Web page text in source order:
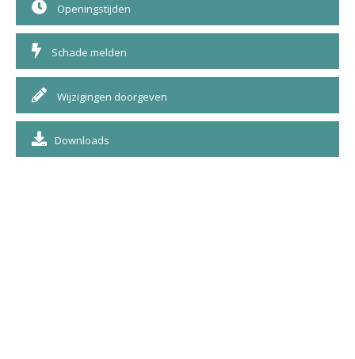
Openingstijden
Schade melden
Wijzigingen doorgeven
Downloads